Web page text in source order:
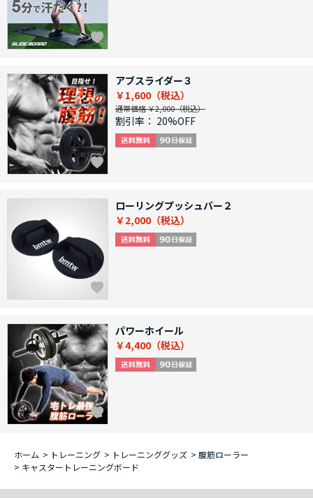
アブスライダー３
￥1,600
通常価格 ￥2,000
割引率： 20%OFF
ローリングプッシュバー２
￥2,000
パワーホイール
￥4,400
ホーム > トレーニング > トレーニンググッズ > 腹筋ローラー
> キャスタートレーニングボード